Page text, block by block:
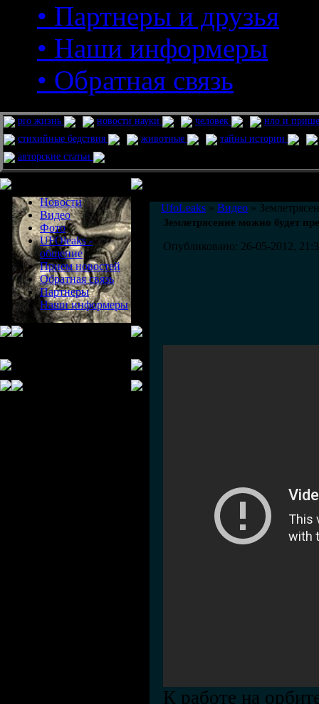
• Партнеры и друзья
• Наши информеры
• Обратная связь
pro жизнь новости науки человек
нло и
стихийные бедствия
животные
тайны истории
авторские статьи
Новости
Видео
Фото
UFOleaks -
общение
Прием новостей
Обратная связь
Партнеры
Наши информеры
UfoLeaks » Видео »
Землетрясение можно будет
Опубликовано: 26-05-2012,
К работе на